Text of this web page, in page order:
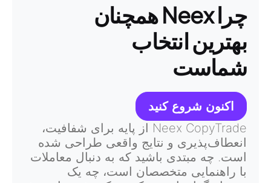
چرا Neex همچنان
بهترین انتخاب
شماست
اکنون شروع کنید
Neex CopyTrade از پایه برای شفافیت،
انعطاف‌پذیری و نتایج واقعی طراحی شده
است. چه مبتدی باشید که به دنبال معاملات
با راهنمایی متخصصان است، چه یک